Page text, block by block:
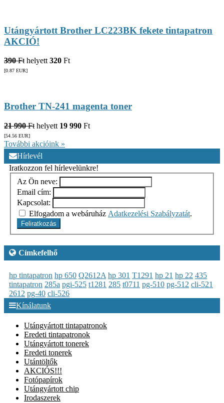
Utángyártott Brother LC223BK fekete tintapatron
AKCIÓ!
390 Fthelyett320 Ft
[0.87 EUR]
Brother TN-241 magenta toner
21 990 Ft helyett 19 990 Ft
[54.56 EUR]
További akcióink »
Hírlevél
Iratkozzon fel hírlevelünkre!
Az Ön neve:
Email cím:
Kapcsolat:
Elfogadom a webáruház Adatkezelési Szabályzatát.
Feliratkozás
Címkefelhő
hp tintapatron hp 650 Q2612A hp 301 T1291 hp 21 hp 22 435
tintapatron 285a pgi-525 t1281 285 t0711 pg-510 pg-512 cli-521
2612 pg-40 cli-526
Kínálatunk
Utángyártott tintapatronok
Eredeti tintapatronok
Utángyártott tonerek
Eredeti tonerek
Utántöltők
AKCIÓS!!!
Fotópapírok
Utángyártott chip
Irodaszerek